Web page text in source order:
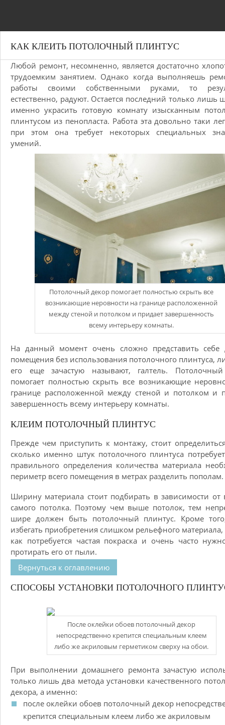
КАК КЛЕИТЬ ПОТОЛОЧНЫЙ ПЛИНТУС
Любой ремонт, несомненно, является достаточно
трудоемким занятием. Однако когда выполняешь
работы своими собственными руками, то
естественно, радуют. Остается последний только лишь
именно украсить готовую комнату изысканным
плинтусом из пенопласта. Работа эта довольно таки
при этом она требует некоторых специальных
умений.
Потолочный декор помогает полностью скрыть все
возникающие неровности на границе расположенной
между стеной и потолком и придает завершенность
всему интерьеру комнаты.
На данный момент очень сложно представить себе
помещения без использования потолочного плинтуса,
его еще зачастую называют, галтель.
помогает полностью скрыть все возникающие
границе расположенной между стеной и потолком и
завершенность всему интерьеру комнаты.
КЛЕИМ ПОТОЛОЧНЫЙ ПЛИНТУС
Прежде чем приступить к монтажу, стоит
сколько именно штук потолочного плинтуса
правильного определения количества материала
периметр всего помещения в метрах разделить пополам.
Ширину материала стоит подбирать в зависимости от
самого потолка. Поэтому чем выше потолок, тем
шире должен быть потолочный плинтус. Кроме
избегать приобретения слишком рельефного
как потребуется частая покраска и очень часто
протирать его от пыли.
Вернуться к оглавлению
СПОСОБЫ УСТАНОВКИ ПОТОЛОЧНОГО
После оклейки обоев потолочный декор
непосредственно крепится специальным клеем
либо же акриловым герметиком сверху на обои.
При выполнении домашнего ремонта зачастую
только лишь два метода установки качественного
декора, а именно:
после оклейки обоев потолочный декор
крепится специальным клеем либо же акриловым